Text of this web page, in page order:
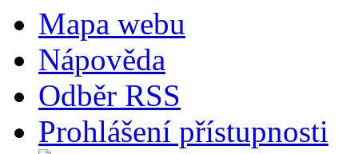
Mapa webu
Nápověda
Odběr RSS
Prohlášení přístupnosti